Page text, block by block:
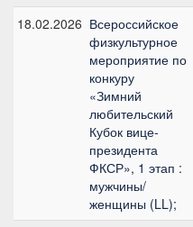
18.02.2026 Всероссийское
физкультурное
мероприятие по
конкуру
«Зимний
любительский
Кубок вице-
президента
ФКСР», 1 этап :
мужчины/
женщины (LL);